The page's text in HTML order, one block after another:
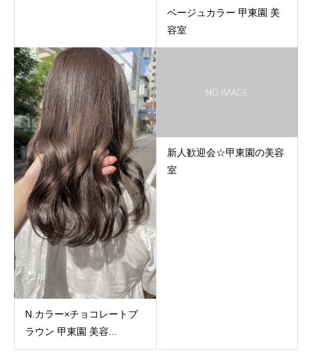
ベージュカラー 甲東園 美
容室
N.カラー×チョコレートブ
ラウン 甲東園 美容...
新人歓迎会☆甲東園の美容
室